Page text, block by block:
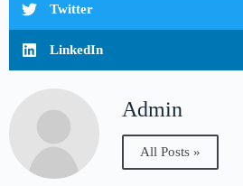
Twitter
LinkedIn
Admin
All Posts »